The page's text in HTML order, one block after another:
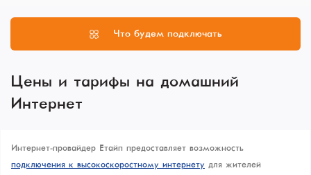
Что будем подключать
Цены и тарифы на домашний
Интернет
Интернет-провайдер Етайп предоставляет возможность
подключения к высокоскоростному интернету для жителей